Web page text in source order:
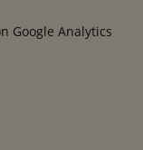
Google Analytics